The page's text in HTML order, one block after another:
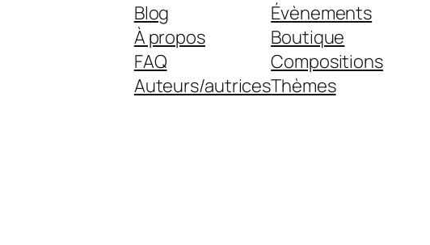
Blog
À propos
FAQ
Auteurs/autrices
Évènements
Boutique
Compositions
Thèmes